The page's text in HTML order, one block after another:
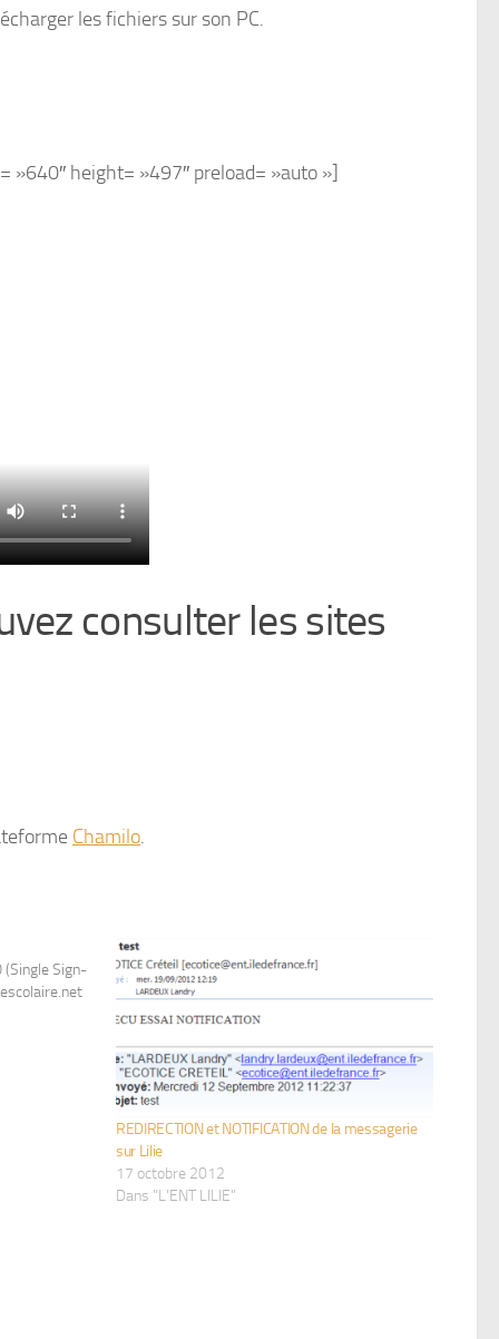
les fichiers sur son PC.
height= »497″ preload= »auto »]
consulter les sites
Chamilo.
(Single Sign-
REDIRECTION et NOTIFICATION de la messagerie
sur Lilie
17 octobre 2012
Dans "L'ENT LILIE"